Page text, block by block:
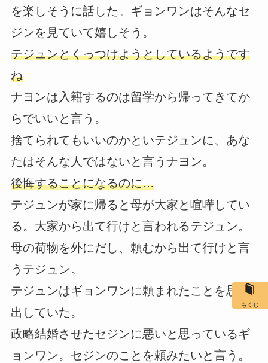
を楽しそうに話した。ギョンワンはそんなセ
ジンを見ていて嬉しそう。
テジュンとくっつけようとしているようです
ね
ナヨンは入籍するのは留学から帰ってきてか
らでいいと言う。
捨てられてもいいのかといテジュンに、あな
たはそんな人ではないと言うナヨン。
後悔することになるのに…
テジュンが家に帰ると母が大家と喧嘩してい
る。大家から出て行けと言われるテジュン。
母の荷物を外にだし、頼むから出て行けと言
うテジュン。
テジュンはギョンワンに頼まれたことを思い
出していた。
政略結婚させたセジンに悪いと思っているギ
ョンワン。セジンのことを頼みたいと言う。
もくじ